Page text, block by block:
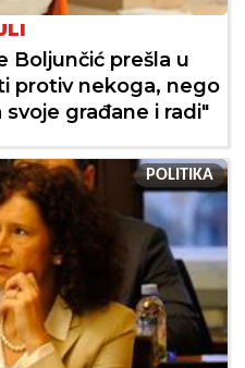
Boljunčić prešla u
protiv nekoga, nego
građane i radi"
POLITIKA